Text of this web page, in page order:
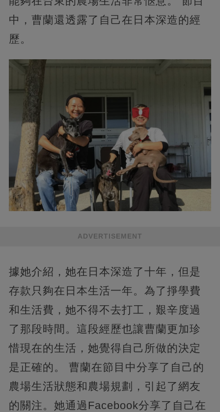
中，曹蘭還透露了自己在日本深造的經
歷。
ADVERTISEMENT
據她介紹，她在日本深造了十年，但是
存款只夠在日本生活一年。為了掙學費
和生活費，她不得不去打工，艱辛度過
了那段時間。這段經歷也讓曹蘭更加珍
惜現在的生活，她覺得自己所做的決定
是正確的。 曹蘭在節目中分享了自己的
農場生活狀態和農場規劃，引起了網友
的關注。她通過Facebook分享了自己在